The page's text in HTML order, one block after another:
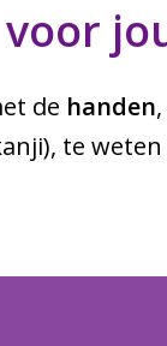
de handen
te weten